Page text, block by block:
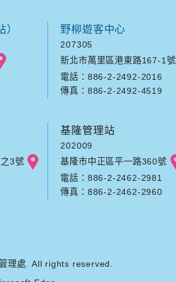
野柳遊客中心
207305
新北市萬里區港東路167-1號
電話：886-2-2492-2016
傳真：886-2-2492-4519
3號
基隆管理站
202009
基隆市中正區平一路360號
電話：886-2-2462-2981
傳真：886-2-2462-2960
理處. All rights reserved.